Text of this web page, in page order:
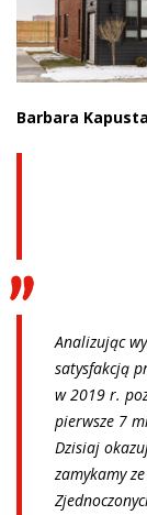
Barbara
Analizując
satysfakcją
w 2019 r.
pierwsze 7
Dzisiaj
zamykamy